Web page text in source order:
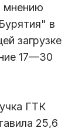
мнению
в
загрузке
17—30
ГТК
25,6